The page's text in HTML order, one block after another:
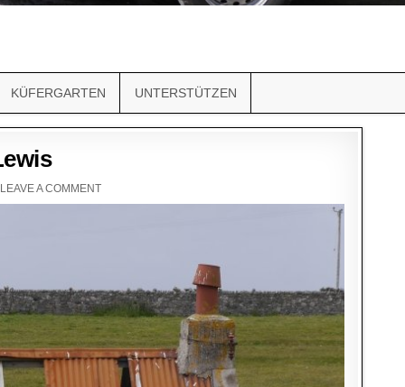
KÜFERGARTEN UNTERSTÜTZEN
LEAVE A COMMENT